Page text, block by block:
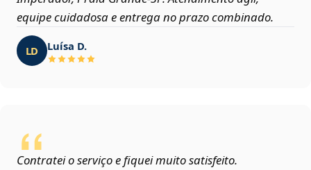
equipe cuidadosa e entrega no prazo combinado.
LD Luísa D.
Contratei o serviço e fiquei muito satisfeito.